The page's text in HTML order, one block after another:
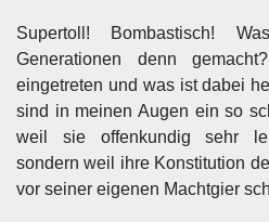
Supertoll! Bombastisch!
Generationen denn
eingetreten und was ist dabei
sind in meinen Augen ein so
weil sie offenkundig sehr
sondern weil ihre Konstitution
vor seiner eigenen Machtgier